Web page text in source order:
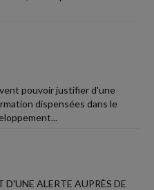
pouvoir justifier d'une
dispensées dans le
ALERTE AUPRÈS DE